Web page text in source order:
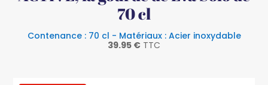
70 cl
Contenance : 70 cl - Matériaux : Acier inoxydable
39.95 € TTC